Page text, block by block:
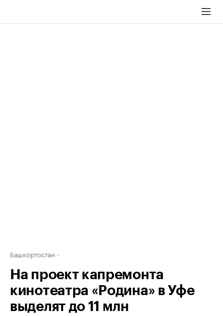
Башкортостан
На проект капремонта
кинотеатра «Родина» в Уфе
выделят до 11 млн